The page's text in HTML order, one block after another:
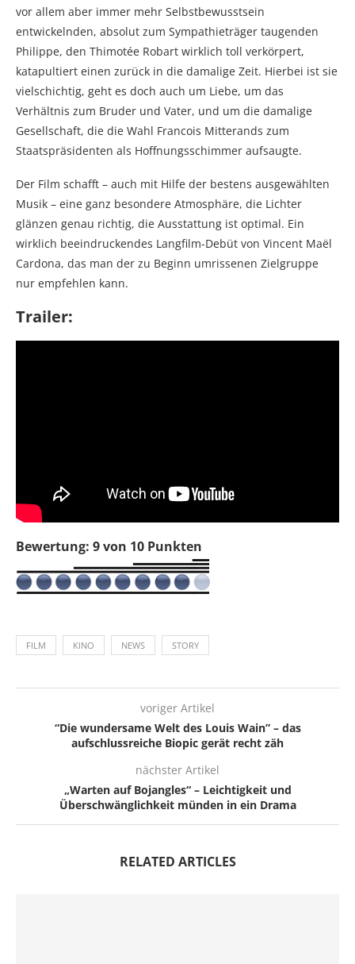
vor allem aber immer mehr Selbstbewusstsein
entwickelnden, absolut zum Sympathieträger taugenden
Philippe, den Thimotée Robart wirklich toll verkörpert,
katapultiert einen zurück in die damalige Zeit. Hierbei ist sie
vielschichtig, geht es doch auch um Liebe, um das
Verhältnis zum Bruder und Vater, und um die damalige
Gesellschaft, die die Wahl Francois Mitterands zum
Staatspräsidenten als Hoffnungsschimmer aufsaugte.
Der Film schafft – auch mit Hilfe der bestens ausgewählten
Musik – eine ganz besondere Atmosphäre, die Lichter
glänzen genau richtig, die Ausstattung ist optimal. Ein
wirklich beeindruckendes Langfilm-Debüt von Vincent Maël
Cardona, das man der zu Beginn umrissenen Zielgruppe
nur empfehlen kann.
Trailer:
Bewertung: 9 von 10 Punkten
FILM KINO NEWS STORY
voriger Artikel
“Die wundersame Welt des Louis Wain” – das
aufschlussreiche Biopic gerät recht zäh
nächster Artikel
„Warten auf Bojangles“ – Leichtigkeit und
Überschwänglichkeit münden in ein Drama
RELATED ARTICLES